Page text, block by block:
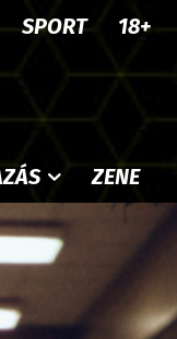
SPORT 18+
ZENE